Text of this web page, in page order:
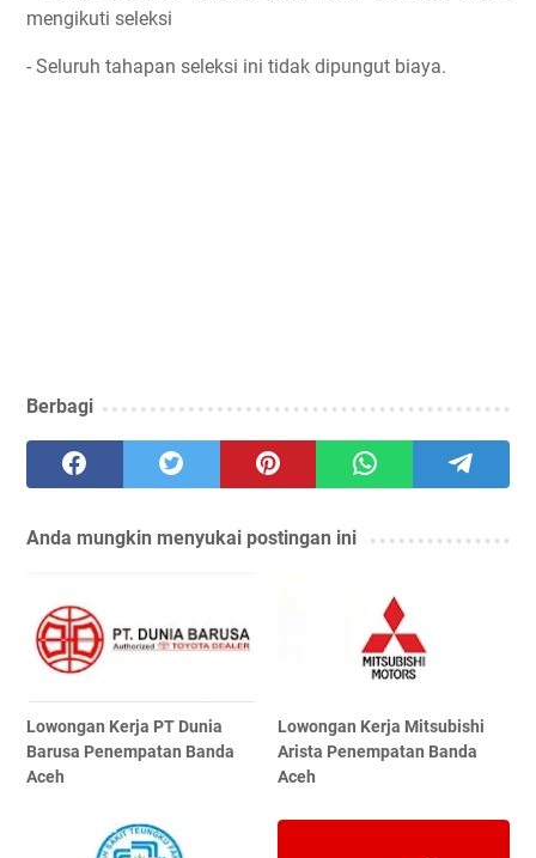
mengikuti seleksi
- Seluruh tahapan seleksi ini tidak dipungut biaya.
Berbagi
Anda mungkin menyukai postingan ini
Lowongan Kerja PT Dunia
Barusa Penempatan Banda
Aceh
Lowongan Kerja Mitsubishi
Arista Penempatan Banda
Aceh